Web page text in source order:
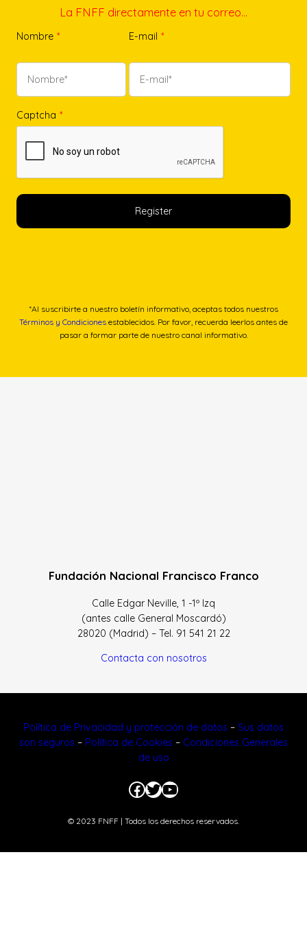
La FNFF directamente en tu correo…
Nombre * E-mail *
Captcha *
*Al suscribirte a nuestro boletín informativo, aceptas todos nuestros
Términos y Condiciones establecidos. Por favor, recuerda leerlos antes de
pasar a formar parte de nuestro canal informativo.
Fundación Nacional Francisco Franco
Calle Edgar Neville, 1 -1º Izq
(antes calle General Moscardó)
28020 (Madrid) – Tel. 91 541 21 22
Contacta con nosotros
Política de Privacidad y protección de datos – Sus datos
son seguros – Política de Cookies – Condiciones Generales
de uso
Facebook
Twitter
YouTube
© 2023 FNFF | Todos los derechos reservados.